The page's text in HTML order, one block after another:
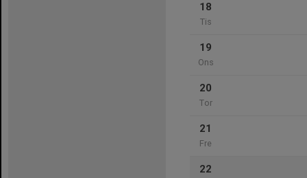
18
Tis
19
Ons
20
Tor
21
Fre
22